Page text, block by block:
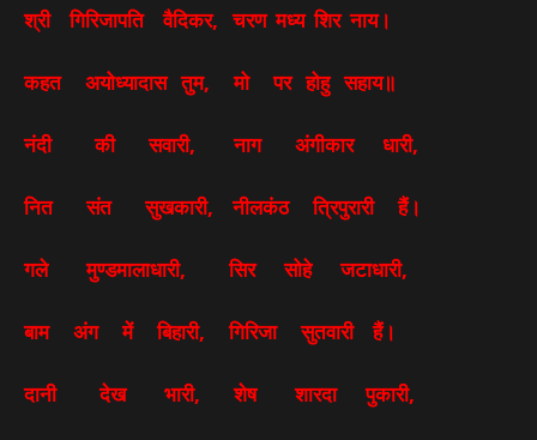
श्री गिरिजापति वैदिकर, चरण मध्य शिर नाय।
कहत अयोध्यादास तुम, मो पर होहु सहाय॥
नंदी की सवारी, नाग अंगीकार धारी,
नित संत सुखकारी, नीलकंठ त्रिपुरारी हैं।
गले मुण्डमालाधारी, सिर सोहे जटाधारी,
बाम अंग में बिहारी, गिरिजा सुतवारी हैं।
दानी देख भारी, शेष शारदा पुकारी,